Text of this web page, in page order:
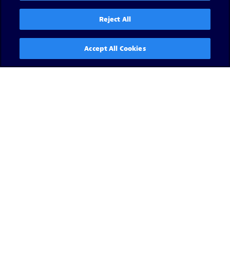
Reject All
Accept All Cookies